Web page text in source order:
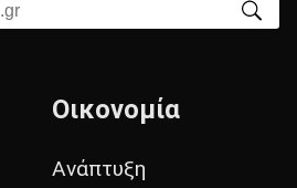
Οικονομία
Ανάπτυξη